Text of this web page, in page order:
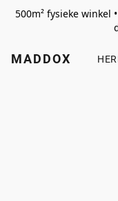
500m² fysieke winkel
MADDOX